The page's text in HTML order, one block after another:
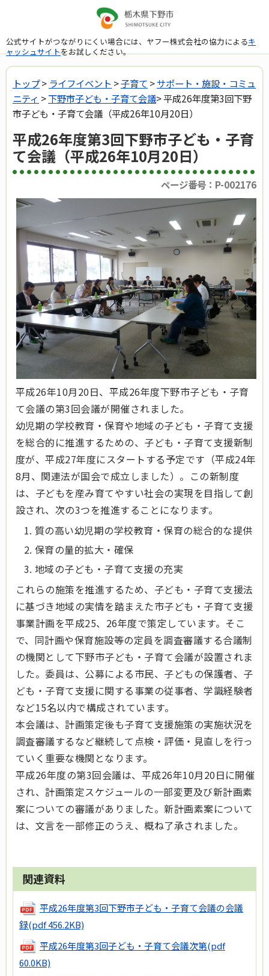
公式サイトがつながりにくい場合には、ヤフー株式会社の協力によるキ
ャッシュサイトをお試しください。
トップ> ライフイベント >子育て >サポート・施設・コミュ
ニティ >下野市子ども・子育て会議> 平成26年度第3回下野
市子ども・子育て会議（平成26年10月20日）
平成26年度第3回下野市子ども・子育
て会議（平成26年10月20日）
ページ番号：P-002176
平成26年10月20日、平成26年度下野市子ども・子育
て会議の第3回会議が開催されました。
幼児期の学校教育・保育や地域の子ども・子育て支援
を総合的に推進するための、子ども・子育て支援新制
度が、平成27年度にスタートする予定です（平成24年
8月、関連法が国会で成立しました）。この新制度
は、子どもを産み育てやすい社会の実現を目指して創
設され、次の3つを推進することになります。
質の高い幼児期の学校教育・保育の総合的な提供
保育の量的拡大・確保
地域の子ども・子育て支援の充実
これらの施策を推進するため、子ども・子育て支援法
に基づき地域の実情を踏まえた市子ども・子育て支援
事業計画を平成25、26年度で策定しています。そこ
で、同計画や保育施設等の定員を調査審議する合議制
の機関として下野市子ども・子育て会議が設置されま
した。委員は、公募による市民、子どもの保護者、子
ども・子育て支援に関する事業の従事者、学識経験者
など15名以内で構成されています。
本会議は、計画策定後も子育て支援施策の実施状況を
調査審議するなど継続して点検・評価・見直しを行っ
ていく重要な機関となります。
平成26年度の第3回会議は、平成26年10月20日に開催
され、計画策定スケジュールの一部変更及び新計画素
案についての審議がありました。新計画素案について
は、文言を一部修正のうえ、概ね了承されました。
関連資料
平成26年度第3回下野市子ども・子育て会議の会議
録(pdf 456.2KB)
平成26年度第3回子ども・子育て会議次第(pdf
60.0KB)